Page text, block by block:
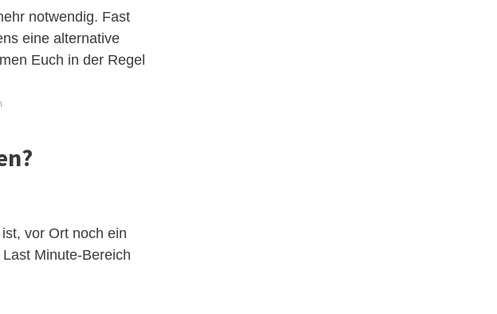
notwendig. Fast
eine alternative
Euch in der Regel
vor Ort noch ein
Minute-Bereich